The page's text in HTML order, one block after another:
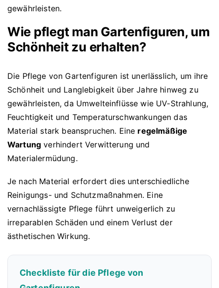
gewährleisten.
Wie pflegt man Gartenfiguren, um
Schönheit zu erhalten?
Die Pflege von Gartenfiguren ist unerlässlich, um ihre
Schönheit und Langlebigkeit über Jahre hinweg zu
gewährleisten, da Umwelteinflüsse wie UV-Strahlung,
Feuchtigkeit und Temperaturschwankungen das
Material stark beanspruchen. Eine regelmäßige
Wartung verhindert Verwitterung und
Materialermüdung.
Je nach Material erfordert dies unterschiedliche
Reinigungs- und Schutzmaßnahmen. Eine
vernachlässigte Pflege führt unweigerlich zu
irreparablen Schäden und einem Verlust der
ästhetischen Wirkung.
Checkliste für die Pflege von